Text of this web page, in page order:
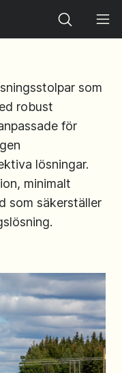
Search
som
robust
för
lösningar.
minimalt
som säkerställer